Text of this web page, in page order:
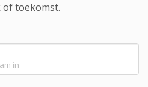
of toekomst.